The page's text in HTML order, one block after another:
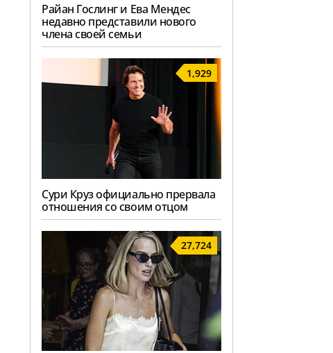
Райан Гослинг и Ева Мендес
недавно представили нового
члена своей семьи
1,929
Сури Круз официально прервала
отношения со своим отцом
27,724